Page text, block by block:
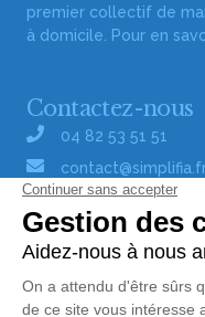
premier collectif de
à domicile. Pour en
Contactez-nous
04 82 53 51 51
Réseaux sociaux